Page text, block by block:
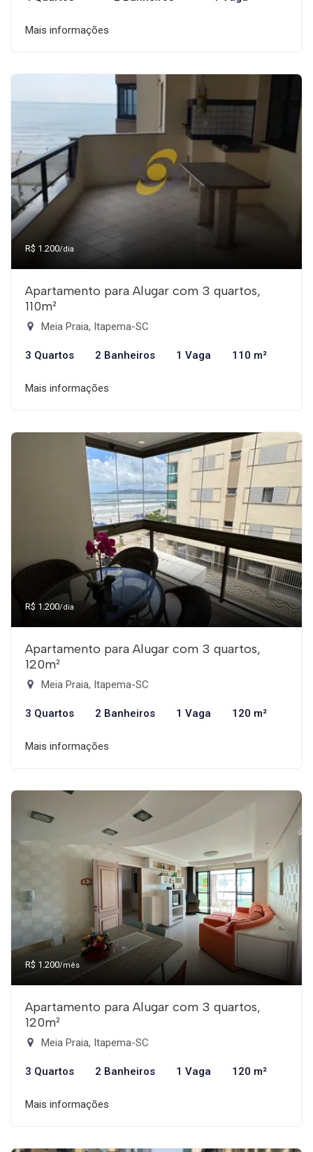
Mais informações
R$ 1.200/dia
Apartamento para Alugar com 3 quartos,
110m²
Meia Praia, Itapema-SC
3 Quartos 2 Banheiros 1 Vaga 110 m²
Mais informações
R$ 1.200/dia
Apartamento para Alugar com 3 quartos,
120m²
Meia Praia, Itapema-SC
3 Quartos 2 Banheiros 1 Vaga 120 m²
Mais informações
R$ 1.200/mês
Apartamento para Alugar com 3 quartos,
120m²
Meia Praia, Itapema-SC
3 Quartos 2 Banheiros 1 Vaga 120 m²
Mais informações